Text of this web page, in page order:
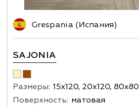
Grespania (Испания)
SAJONIA
Размеры: 15x120, 20х120, 80х80
Поверхность: матовая